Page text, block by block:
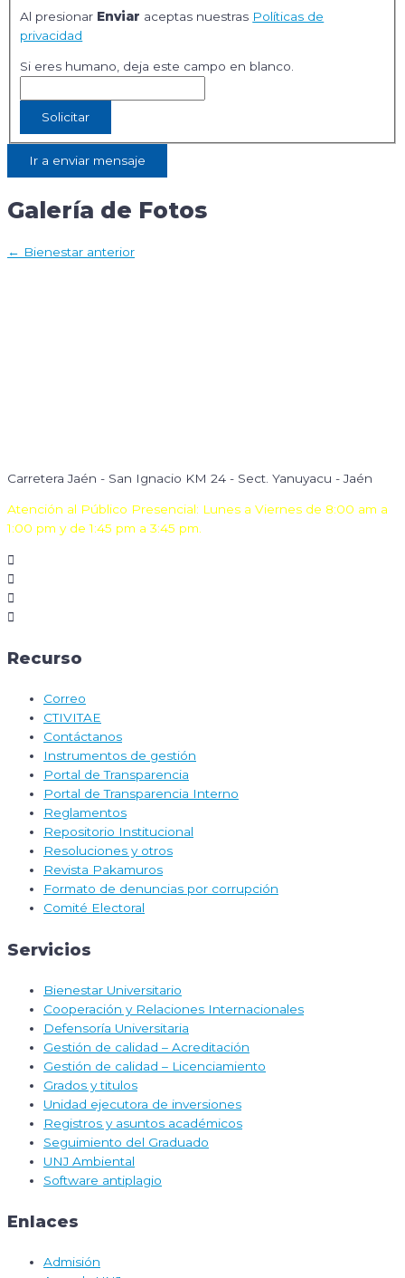
Al presionar Enviar aceptas nuestras Políticas de
privacidad
Si eres humano, deja este campo en blanco.
Solicitar
Ir a enviar mensaje
Galería de Fotos
Navegación
← Bienestar anterior
Carretera Jaén - San Ignacio KM 24 - Sect. Yanuyacu - Jaén
Atención al Público Presencial: Lunes a Viernes de 8:00 am a
1:00 pm y de 1:45 pm a 3:45 pm.
Recurso
Correo
CTIVITAE
Contáctanos
Instrumentos de gestión
Portal de Transparencia
Portal de Transparencia Interno
Reglamentos
Repositorio Institucional
Resoluciones y otros
Revista Pakamuros
Formato de denuncias por corrupción
Comité Electoral
Servicios
Bienestar Universitario
Cooperación y Relaciones Internacionales
Defensoría Universitaria
Gestión de calidad – Acreditación
Gestión de calidad – Licenciamiento
Grados y titulos
Unidad ejecutora de inversiones
Registros y asuntos académicos
Seguimiento del Graduado
UNJ Ambiental
Software antiplagio
Enlaces
Admisión